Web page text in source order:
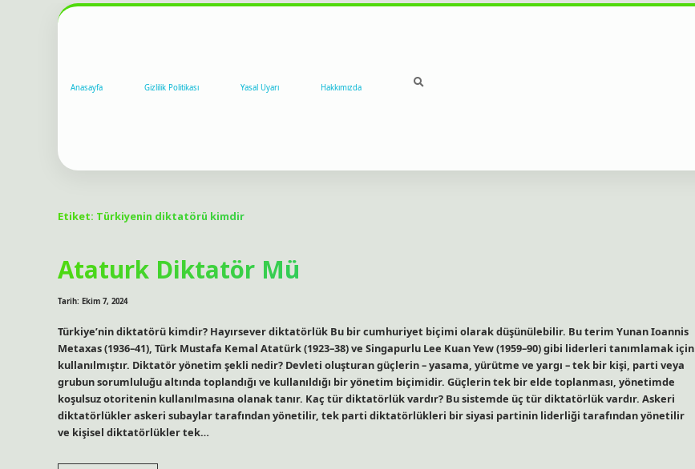
Anasayfa Gizlilik Politikası Yasal Uyarı Hakkımızda
Etiket: Türkiyenin diktatörü kimdir
Ataturk Diktatör Mü
Tarih: Ekim 7, 2024
Türkiye’nin diktatörü kimdir? Hayırsever diktatörlük Bu bir cumhuriyet biçimi olarak düşünülebilir. Bu terim Yunan Ioannis
Metaxas (1936–41), Türk Mustafa Kemal Atatürk (1923–38) ve Singapurlu Lee Kuan Yew (1959–90) gibi liderleri tanımlamak için
kullanılmıştır. Diktatör yönetim şekli nedir? Devleti oluşturan güçlerin – yasama, yürütme ve yargı – tek bir kişi, parti veya
grubun sorumluluğu altında toplandığı ve kullanıldığı bir yönetim biçimidir. Güçlerin tek bir elde toplanması, yönetimde
koşulsuz otoritenin kullanılmasına olanak tanır. Kaç tür diktatörlük vardır? Bu sistemde üç tür diktatörlük vardır. Askeri
diktatörlükler askeri subaylar tarafından yönetilir, tek parti diktatörlükleri bir siyasi partinin liderliği tarafından yönetilir
ve kişisel diktatörlükler tek…